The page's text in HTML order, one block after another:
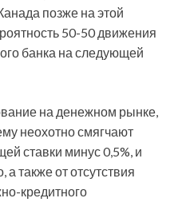
позже на этой
50-50 движения
банка на следующей
на денежном рынке,
неохотно смягчают
ставки минус 0,5%, и
а также от отсутствия
кредитного